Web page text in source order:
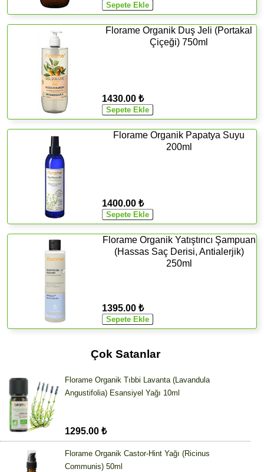
Florame Organik Duş Jeli (Portakal
Çiçeği) 750ml
1430.00 ₺
Florame Organik Papatya Suyu
200ml
1400.00 ₺
Florame Organik Yatıştırıcı Şampuan
(Hassas Saç Derisi, Antialerjik)
250ml
1395.00 ₺
Çok Satanlar
Florame Organik Tıbbi Lavanta (Lavandula
Angustifolia) Esansiyel Yağı 10ml
1295.00 ₺
Florame Organik Castor-Hint Yağı (Ricinus
Communis) 50ml